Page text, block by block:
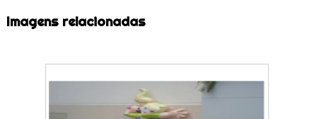
Imagens relacionadas